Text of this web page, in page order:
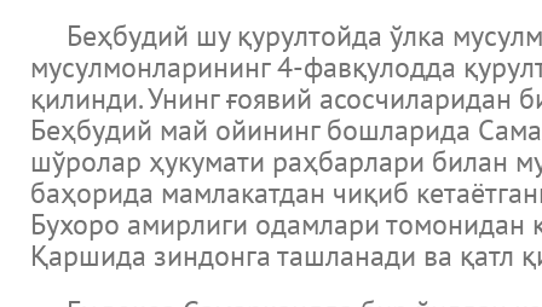
Беҳбудий шу қурултойда ўлка
мусулмонларининг 4-фавқулодда
қилинди. Унинг ғоявий
Беҳбудий май ойининг бошларида
шўролар ҳукумати раҳбарлари билан
баҳорида мамлакатдан чиқиб
Бухоро амирлиги одамлари
Қаршида зиндонга ташланади ва қатл